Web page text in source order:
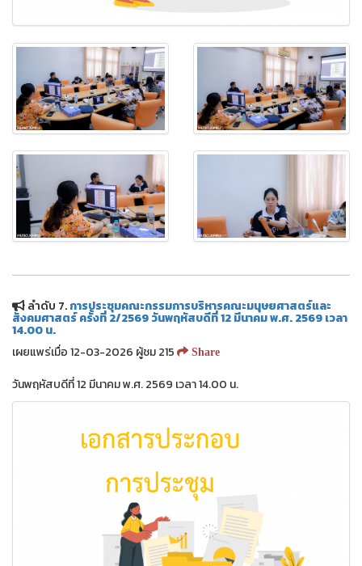
ลำดับ 7.การประชุมคณะกรรมการบริหารคณะมนุษยศาสตร์และ
สังคมศาสตร์ ครั้งที่ 2/2569 วันพฤหัสบดีที่ 12 มีนาคม พ.ศ. 2569 เวลา
14.00 น.
เผยแพร่เมื่อ 12-03-2026 ผู้ชม 215
Share
วันพฤหัสบดีที่ 12 มีนาคม พ.ศ. 2569 เวลา 14.00 น.